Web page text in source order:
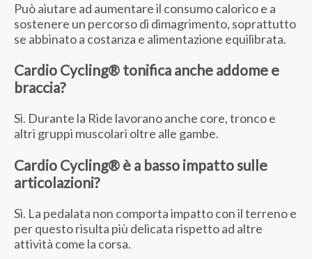
Può aiutare ad aumentare il consumo calorico e a
sostenere un percorso di dimagrimento, soprattutto
se abbinato a costanza e alimentazione equilibrata.
Cardio Cycling® tonifica anche addome e
braccia?
Sì. Durante la Ride lavorano anche core, tronco e
altri gruppi muscolari oltre alle gambe.
Cardio Cycling® è a basso impatto sulle
articolazioni?
Sì. La pedalata non comporta impatto con il terreno e
per questo risulta più delicata rispetto ad altre
attività come la corsa.